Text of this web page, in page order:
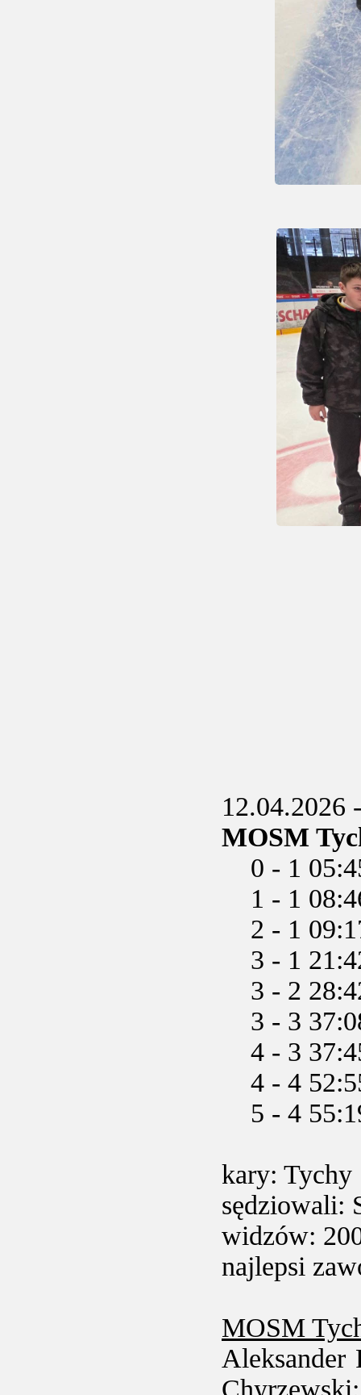
12.04.2026
MOSM
0 - 1
1 - 1
2 - 1
3 - 1
3 - 2
3 - 3
4 - 3
4 - 4
5 - 4
kary:
sędziowali:
widzów:
najlepsi
MOSM
Aleksander